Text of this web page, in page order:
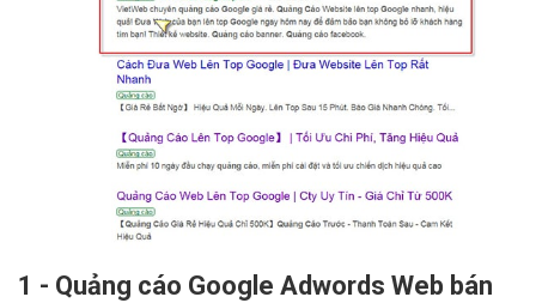
1 - Quảng cáo Google Adwords Web bán